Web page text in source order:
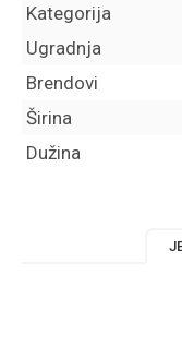
Kategorija
Ugradnja
Brendovi
Širina
Dužina